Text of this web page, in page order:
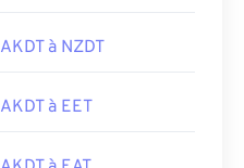
AKDT à NZDT
AKDT à EET